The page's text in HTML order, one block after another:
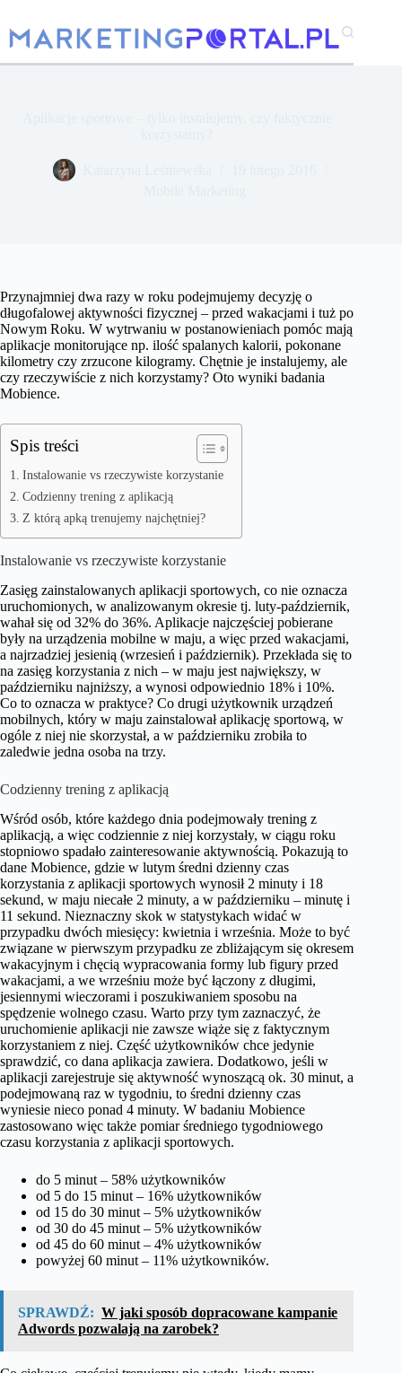
treści
Przynajmniej dwa razy w roku podejmujemy decyzję o
długofalowej aktywności fizycznej – przed wakacjami i tuż po
Nowym Roku. W wytrwaniu w postanowieniach pomóc mają
aplikacje monitorujące np. ilość spalanych kalorii, pokonane
kilometry czy zrzucone kilogramy. Chętnie je instalujemy, ale
czy rzeczywiście z nich korzystamy? Oto wyniki badania
Mobience.
Spis treści
Instalowanie vs rzeczywiste korzystanie
Codzienny trening z aplikacją
Z którą apką trenujemy najchętniej?
Instalowanie vs rzeczywiste korzystanie
Zasięg zainstalowanych aplikacji sportowych, co nie oznacza
uruchomionych, w analizowanym okresie tj. luty-październik,
wahał się od 32% do 36%. Aplikacje najczęściej pobierane
były na urządzenia mobilne w maju, a więc przed wakacjami,
a najrzadziej jesienią (wrzesień i październik). Przekłada się to
na zasięg korzystania z nich – w maju jest największy, w
październiku najniższy, a wynosi odpowiednio 18% i 10%.
Co to oznacza w praktyce? Co drugi użytkownik urządzeń
mobilnych, który w maju zainstalował aplikację sportową, w
ogóle z niej nie skorzystał, a w październiku zrobiła to
zaledwie jedna osoba na trzy.
Codzienny trening z aplikacją
Wśród osób, które każdego dnia podejmowały trening z
aplikacją, a więc codziennie z niej korzystały, w ciągu roku
stopniowo spadało zainteresowanie aktywnością. Pokazują to
dane Mobience, gdzie w lutym średni dzienny czas
korzystania z aplikacji sportowych wynosił 2 minuty i 18
sekund, w maju niecałe 2 minuty, a w październiku – minutę i
11 sekund. Nieznaczny skok w statystykach widać w
przypadku dwóch miesięcy: kwietnia i września. Może to być
związane w pierwszym przypadku ze zbliżającym się okresem
wakacyjnym i chęcią wypracowania formy lub figury przed
wakacjami, a we wrześniu może być łączony z długimi,
jesiennymi wieczorami i poszukiwaniem sposobu na
spędzenie wolnego czasu. Warto przy tym zaznaczyć, że
uruchomienie aplikacji nie zawsze wiąże się z faktycznym
korzystaniem z niej. Część użytkowników chce jedynie
sprawdzić, co dana aplikacja zawiera. Dodatkowo, jeśli w
aplikacji zarejestruje się aktywność wynoszącą ok. 30 minut, a
podejmowaną raz w tygodniu, to średni dzienny czas
wyniesie nieco ponad 4 minuty. W badaniu Mobience
zastosowano więc także pomiar średniego tygodniowego
czasu korzystania z aplikacji sportowych.
do 5 minut – 58% użytkowników
od 5 do 15 minut – 16% użytkowników
od 15 do 30 minut – 5% użytkowników
od 30 do 45 minut – 5% użytkowników
od 45 do 60 minut – 4% użytkowników
powyżej 60 minut – 11% użytkowników.
SPRAWDŹ: W jaki sposób dopracowane kampanie
Adwords pozwalają na zarobek?